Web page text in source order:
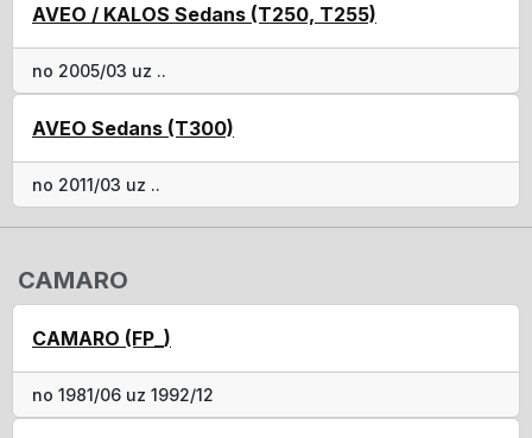
AVEO / KALOS Sedans (T250, T255)
no 2005/03 uz ..
AVEO Sedans (T300)
no 2011/03 uz ..
CAMARO
CAMARO (FP_)
no 1981/06 uz 1992/12